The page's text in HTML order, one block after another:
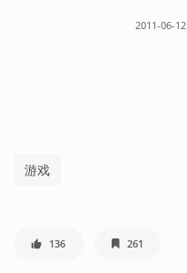
2011-06-12
游戏
136 261